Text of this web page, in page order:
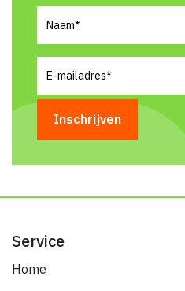
mailadres(Vereist)
Service
Home